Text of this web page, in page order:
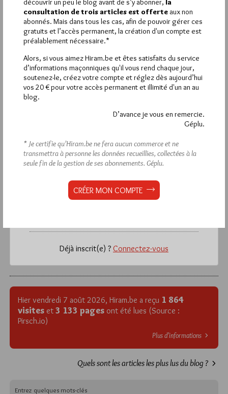
En fait c’est Riposte Catholique qui pour en rajouter auprès de
ses ouialles, utilise pour conspuer cette encyclique tro
humaine à leur goût, le fait qu’elle serait approuvée par des
franc-macons … l’horreur absolue donc.
Bon , c’est de la propagande repoussante habituelle de ces
groupes…
Plus grave et qui nous concerne plus est qu’il y a des FM,
sensibles à ces doctrines.
La rédaction de commentaires est
réservée aux abonnés.
Si vous souhaitez rédiger des
commentaires, vous devez :
Déjà inscrit(e) ? Connectez-vous
Hier vendredi 7 août 2026, Hiram.be a reçu 1 864
visites et 3 133 pages ont été lues (Source :
Pirsch.io)
Plus d’informations
Quels sont les articles les plus lus du blog ?
découvrir un peu le blog avant de s’y abonner, la
consultation de trois articles est offerte aux non
abonnés. Mais dans tous les cas, afin de pouvoir gérer ces
gratuits et l’accès permanent, la création d'un compte est
préalablement nécessaire.*
Alors, si vous aimez Hiram.be et êtes satisfaits du service
d’informations maçonniques qu'il vous rend chaque jour,
soutenez-le, créez votre compte et réglez dès aujourd’hui
vos 20 € pour votre accès permanent et illimité d'un an au
blog.
D’avance je vous en remercie.
Géplu.
* Je certifie qu’Hiram.be ne fera aucun commerce et ne
transmettra à personne les données recueillies, collectées à la
seule fin de la gestion de ses abonnements. Géplu.
CRÉER MON COMPTE